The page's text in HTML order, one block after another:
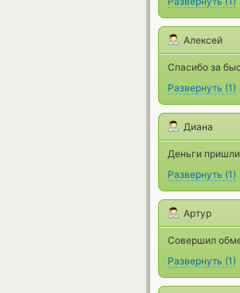
Алексей
Спасибо за
Развернуть (1)
Диана
Деньги
Развернуть (1)
Артур
Совершил
Развернуть (1)